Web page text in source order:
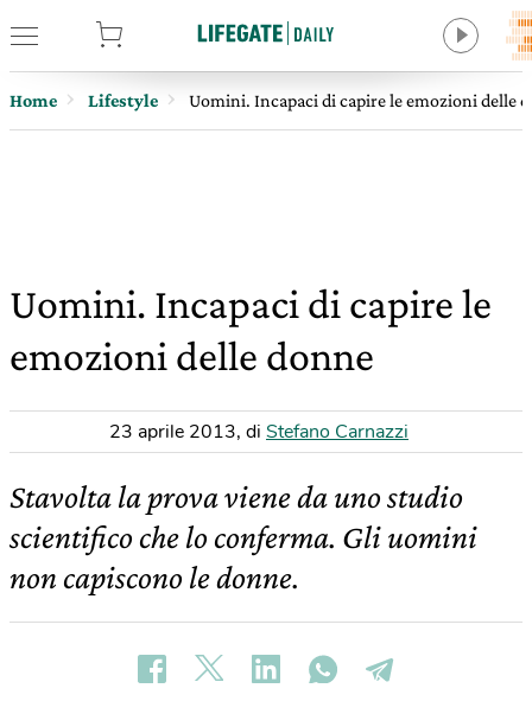
Home Lifestyle Uomini. Incapaci di capire le emozioni delle
Uomini. Incapaci di capire le
emozioni delle donne
23 aprile 2013, di Stefano Carnazzi
Stavolta la prova viene da uno studio
scientifico che lo conferma. Gli uomini
non capiscono le donne.